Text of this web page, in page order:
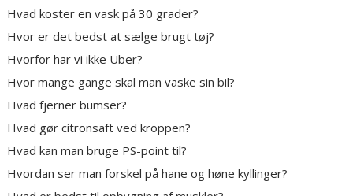
Hvad koster en vask på 30 grader?
Hvor er det bedst at sælge brugt tøj?
Hvorfor har vi ikke Uber?
Hvor mange gange skal man vaske sin bil?
Hvad fjerner bumser?
Hvad gør citronsaft ved kroppen?
Hvad kan man bruge PS-point til?
Hvordan ser man forskel på hane og høne kyllinger?